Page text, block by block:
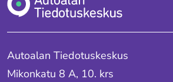
Autoalan Tiedotuskeskus
Mikonkatu 8 A, 10. krs